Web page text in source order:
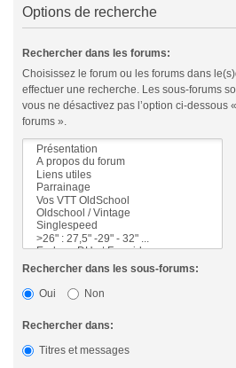
Options de recherche
Rechercher dans les forums:
Choisissez le forum ou les forums dans
effectuer une recherche. Les sous-forums
vous ne désactivez pas l’option ci-dessous
forums ».
Rechercher dans les sous-forums:
Oui
Non
Rechercher dans:
Titres et messages